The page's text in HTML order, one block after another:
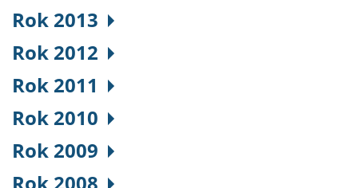
Rok 2013
Rok 2012
Rok 2011
Rok 2010
Rok 2009
Rok 2008